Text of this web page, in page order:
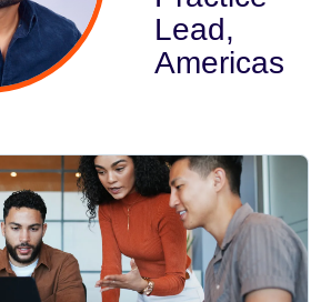
Lead,
Americas